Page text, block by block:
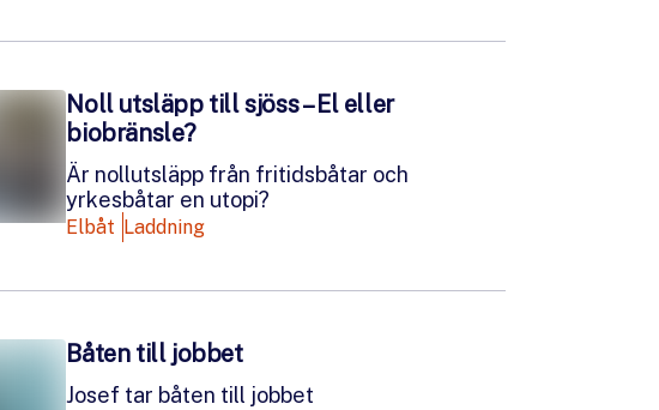
Noll utsläpp till sjöss – El eller
biobränsle?
Är nollutsläpp från fritidsbåtar och
yrkesbåtar en utopi?
Elbåt Laddning
Båten till jobbet
Josef tar båten till jobbet